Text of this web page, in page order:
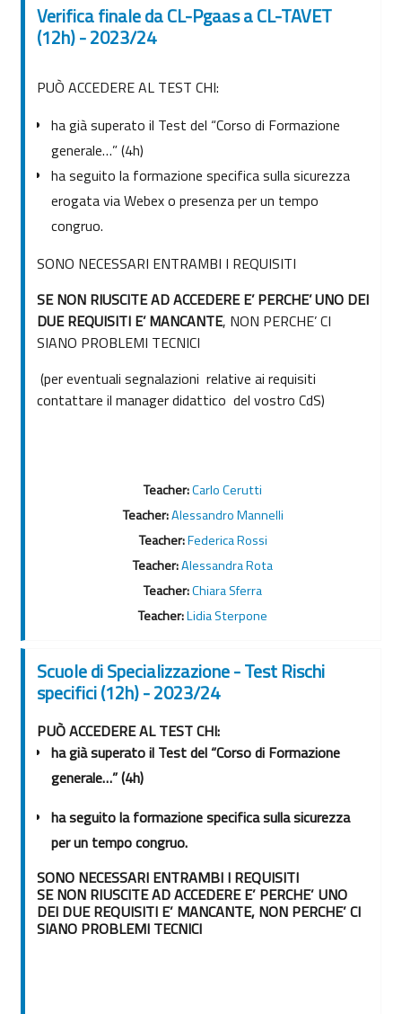
Verifica finale da CL-Pgaas a CL-TAVET
(12h) - 2023/24
PUÒ ACCEDERE AL TEST CHI:
ha già superato il Test del “Corso di Formazione
generale…” (4h)
ha seguito la formazione specifica sulla sicurezza
erogata via Webex o presenza per un tempo
congruo.
SONO NECESSARI ENTRAMBI I REQUISITI
SE NON RIUSCITE AD ACCEDERE E’ PERCHE’ UNO DEI
DUE REQUISITI E’ MANCANTE, NON PERCHE’ CI
SIANO PROBLEMI TECNICI
(per eventuali segnalazioni relative ai requisiti
contattare il manager didattico del vostro CdS)
Teacher:Carlo Cerutti
Teacher:Alessandro Mannelli
Teacher:Federica Rossi
Teacher:Alessandra Rota
Teacher:Chiara Sferra
Teacher:Lidia Sterpone
Scuole di Specializzazione - Test Rischi
specifici (12h) - 2023/24
PUÒ ACCEDERE AL TEST CHI:
ha già superato il Test del “Corso di Formazione
generale…” (4h)
ha seguito la formazione specifica sulla sicurezza
per un tempo congruo.
SONO NECESSARI ENTRAMBI I REQUISITI
SE NON RIUSCITE AD ACCEDERE E’ PERCHE’ UNO
DEI DUE REQUISITI E’ MANCANTE, NON PERCHE’ CI
SIANO PROBLEMI TECNICI